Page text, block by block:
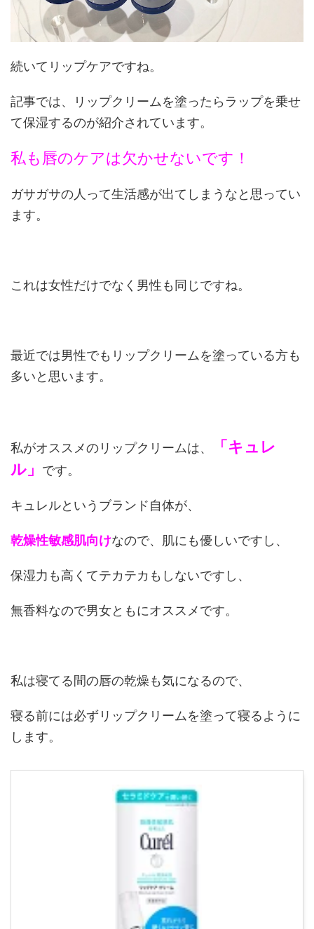
続いてリップケアですね。
記事では、リップクリームを塗ったらラップを乗せ
て保湿するのが紹介されています。
私も唇のケアは欠かせないです！
ガサガサの人って生活感が出てしまうなと思ってい
ます。
これは女性だけでなく男性も同じですね。
最近では男性でもリップクリームを塗っている方も
多いと思います。
私がオススメのリップクリームは、
「キュレ
ル」
です。
キュレルというブランド自体が、
乾燥性敏感肌向けなので、肌にも優しいですし、
保湿力も高くてテカテカもしないですし、
無香料なので男女ともにオススメです。
私は寝てる間の唇の乾燥も気になるので、
寝る前には必ずリップクリームを塗って寝るように
します。